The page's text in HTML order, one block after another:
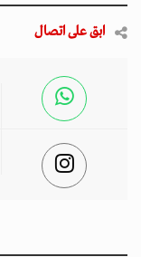
ابق على اتصال